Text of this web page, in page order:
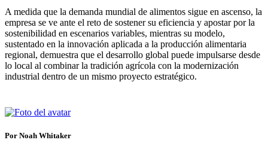
A medida que la demanda mundial de alimentos sigue en ascenso, la
empresa se ve ante el reto de sostener su eficiencia y apostar por la
sostenibilidad en escenarios variables, mientras su modelo,
sustentado en la innovación aplicada a la producción alimentaria
regional, demuestra que el desarrollo global puede impulsarse desde
lo local al combinar la tradición agrícola con la modernización
industrial dentro de un mismo proyecto estratégico.
Por Noah Whitaker